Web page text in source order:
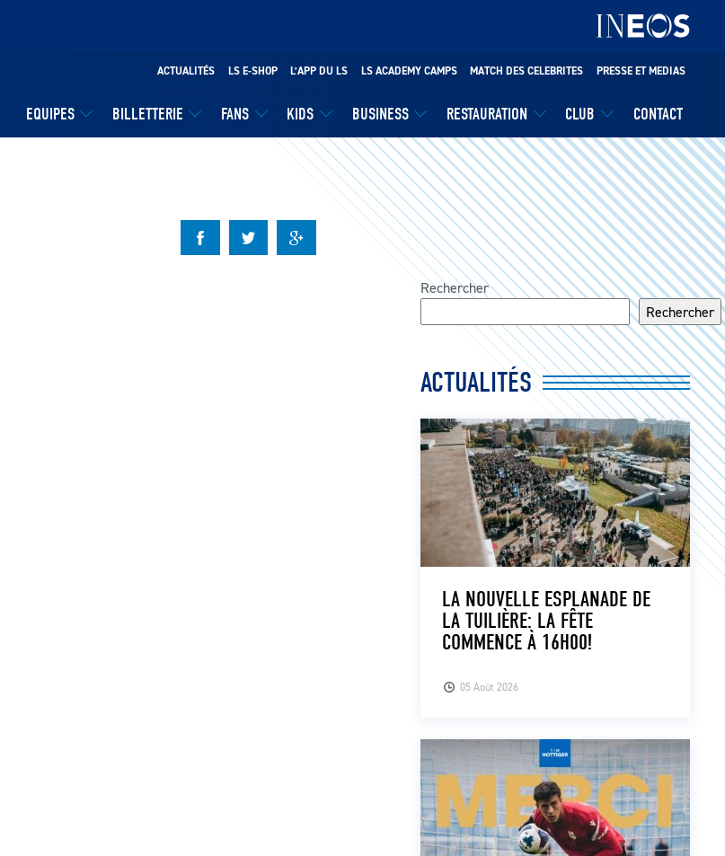
EQUIPES BILLETTERIE FANS KIDS BUSINESS RESTAURATION CLUB CONTACT
ACTUALITÉS LS E-SHOP L’APP DU LS LS ACADEMY CAMPS MATCH DES CELEBRITES PRESSE ET MEDIAS
Rechercher
Rechercher
ACTUALITÉS
05 Août 2026
LA NOUVELLE ESPLANADE DE
LA TUILIÈRE: LA FÊTE
COMMENCE À 16H00!